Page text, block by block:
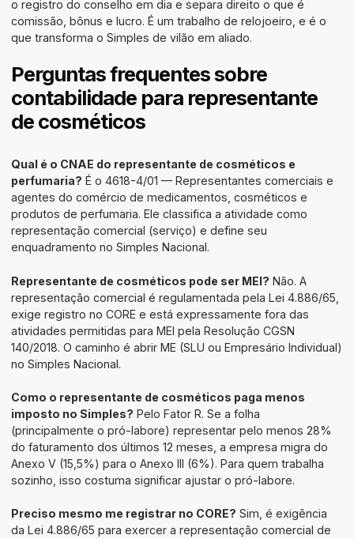
o registro do conselho em dia e separa direito o que é
comissão, bônus e lucro. É um trabalho de relojoeiro, e é o
que transforma o Simples de vilão em aliado.
Perguntas frequentes sobre
contabilidade para representante
de cosméticos
Qual é o CNAE do representante de cosméticos e
perfumaria? É o 4618-4/01 — Representantes comerciais e
agentes do comércio de medicamentos, cosméticos e
produtos de perfumaria. Ele classifica a atividade como
representação comercial (serviço) e define seu
enquadramento no Simples Nacional.
Representante de cosméticos pode ser MEI? Não. A
representação comercial é regulamentada pela Lei 4.886/65,
exige registro no CORE e está expressamente fora das
atividades permitidas para MEI pela Resolução CGSN
140/2018. O caminho é abrir ME (SLU ou Empresário Individual)
no Simples Nacional.
Como o representante de cosméticos paga menos
imposto no Simples? Pelo Fator R. Se a folha
(principalmente o pró-labore) representar pelo menos 28%
do faturamento dos últimos 12 meses, a empresa migra do
Anexo V (15,5%) para o Anexo III (6%). Para quem trabalha
sozinho, isso costuma significar ajustar o pró-labore.
Preciso mesmo me registrar no CORE? Sim, é exigência
da Lei 4.886/65 para exercer a representação comercial de